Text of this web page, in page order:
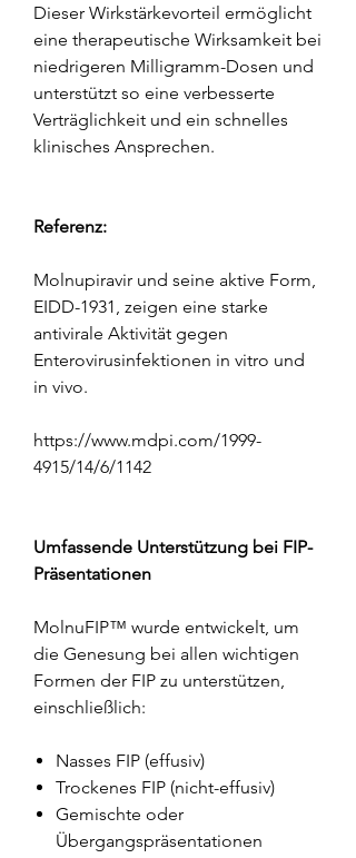
Dieser Wirkstärkevorteil ermöglicht
eine therapeutische Wirksamkeit bei
niedrigeren Milligramm-Dosen und
unterstützt so eine verbesserte
Verträglichkeit und ein schnelles
klinisches Ansprechen.
Referenz:
Molnupiravir und seine aktive Form,
EIDD-1931, zeigen eine starke
antivirale Aktivität gegen
Enterovirusinfektionen in vitro und
in vivo.
https://www.mdpi.com/1999-
4915/14/6/1142
Umfassende Unterstützung bei FIP-
Präsentationen
MolnuFIP™ wurde entwickelt, um
die Genesung bei allen wichtigen
Formen der FIP zu unterstützen,
einschließlich:
Nasses FIP (effusiv)
Trockenes FIP (nicht-effusiv)
Gemischte oder
Übergangspräsentationen